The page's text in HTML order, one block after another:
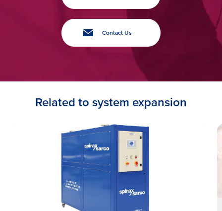
Contact Us
Related to system expansion